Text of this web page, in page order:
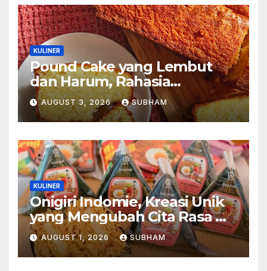
KULINER
Pound Cake yang Lembut
dan Harum, Rahasia
Kelezatan Kue Klasik yang
Tak Pernah Kehilangan
Pesona
AUGUST 3, 2026 SUBHAM
KULINER
Onigiri Indomie, Kreasi Unik
yang Mengubah Cita Rasa Mi
Favorit Menjadi Sajian
Kekinian
AUGUST 1, 2026 SUBHAM